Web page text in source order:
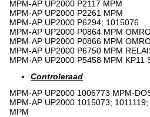
MPM-AP UP2000 P2117 MPM
MPM-AP UP2000 P2261 MPM
MPM-AP UP2000 P6294; 1015076
MPM-AP UP2000 P0864 MPM
MPM-AP UP2000 P0866 MPM
MPM-AP UP2000 P6750 MPM
MPM-AP UP2000 P5458 MPM KP11
Controleraad
MPM-AP UP2000 1006773 MPM-
MPM-AP UP2000 1015073;
MPM